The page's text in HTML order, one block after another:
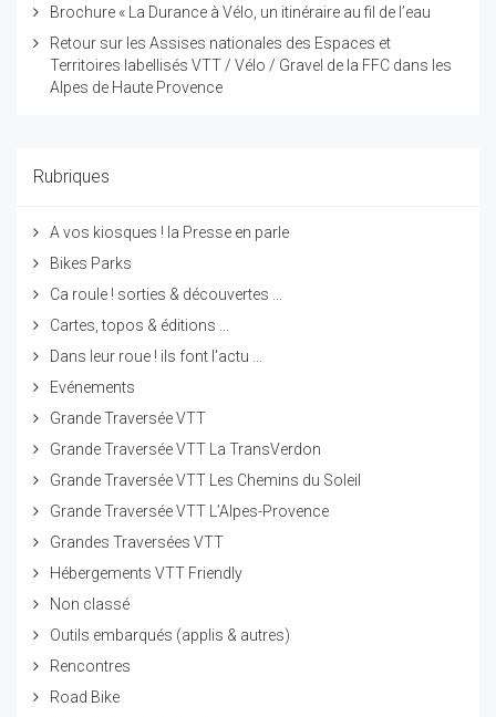
Brochure « La Durance à Vélo, un itinéraire au fil de l’eau
Retour sur les Assises nationales des Espaces et
Territoires labellisés VTT / Vélo / Gravel de la FFC dans les
Alpes de Haute Provence
Rubriques
A vos kiosques ! la Presse en parle
Bikes Parks
Ca roule ! sorties & découvertes ...
Cartes, topos & éditions ...
Dans leur roue ! ils font l'actu ...
Evénements
Grande Traversée VTT
Grande Traversée VTT La TransVerdon
Grande Traversée VTT Les Chemins du Soleil
Grande Traversée VTT L’Alpes-Provence
Grandes Traversées VTT
Hébergements VTT Friendly
Non classé
Outils embarqués (applis & autres)
Rencontres
Road Bike